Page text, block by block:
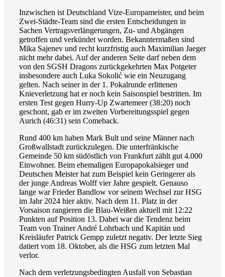
Inzwischen ist Deutschland Vize-Europameister, und beim
Zwei-Städte-Team sind die ersten Entscheidungen in
Sachen Vertragsverlängerungen, Zu- und Abgängen
getroffen und verkündet worden. Bekanntermaßen sind
Mika Sajenev und recht kurzfristig auch Maximilian Jaeger
nicht mehr dabei. Auf der anderen Seite darf neben dem
von den SGSH Dragons zurückgekehrten Max Potgeter
insbesondere auch Luka Sokolić wie ein Neuzugang
gelten. Nach seiner in der 1. Pokalrunde erlittenen
Knieverletzung hat er noch kein Saisonspiel bestritten. Im
ersten Test gegen Hurry-Up Zwartemeer (38:20) noch
geschont, gab er im zweiten Vorbereitungsspiel gegen
Aurich (46:31) sein Comeback.
Rund 400 km haben Mark Bult und seine Männer nach
Großwallstadt zurückzulegen. Die unterfränkische
Gemeinde 50 km südöstlich von Frankfurt zählt gut 4.000
Einwohner. Beim ehemaligen Europapokalsieger und
Deutschen Meister hat zum Beispiel kein Geringerer als
der junge Andreas Wolff vier Jahre gespielt. Genauso
lange war Frieder Bandlow vor seinem Wechsel zur HSG
im Jahr 2024 hier aktiv. Nach dem 11. Platz in der
Vorsaison rangieren die Blau-Weißen aktuell mit 12:22
Punkten auf Position 13. Dabei war die Tendenz beim
Team von Trainer André Lohrbach und Kapitän und
Kreisläufer Patrick Gempp zuletzt negativ. Der letzte Sieg
datiert vom 18. Oktober, als die HSG zum letzten Mal
verlor.
Nach dem verletzungsbedingten Ausfall von Sebastian